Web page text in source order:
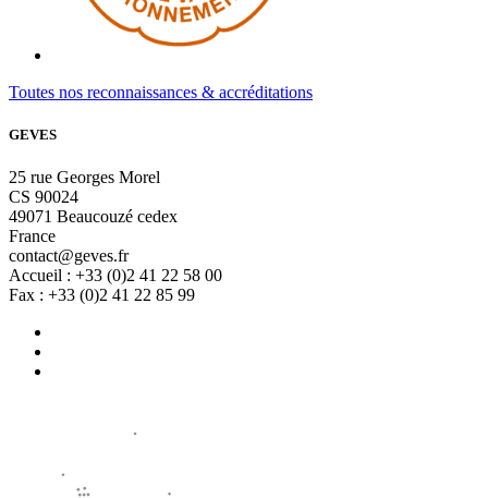
Toutes nos reconnaissances & accréditations
GEVES
25 rue Georges Morel
CS 90024
49071 Beaucouzé cedex
France
contact@geves.fr
Accueil : +33 (0)2 41 22 58 00
Fax : +33 (0)2 41 22 85 99